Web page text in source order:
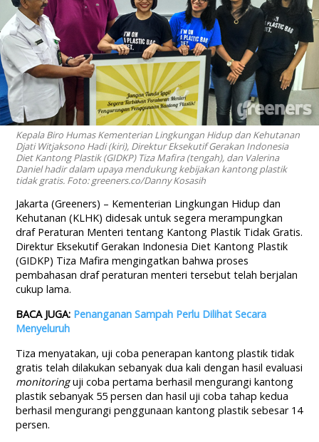
Kepala Biro Humas Kementerian Lingkungan Hidup dan Kehutanan
Djati Witjaksono Hadi (kiri), Direktur Eksekutif Gerakan Indonesia
Diet Kantong Plastik (GIDKP) Tiza Mafira (tengah), dan Valerina
Daniel hadir dalam upaya mendukung kebijakan kantong plastik
tidak gratis. Foto: greeners.co/Danny Kosasih
Jakarta (Greeners) – Kementerian Lingkungan Hidup dan
Kehutanan (KLHK) didesak untuk segera merampungkan
draf Peraturan Menteri tentang Kantong Plastik Tidak Gratis.
Direktur Eksekutif Gerakan Indonesia Diet Kantong Plastik
(GIDKP) Tiza Mafira mengingatkan bahwa proses
pembahasan draf peraturan menteri tersebut telah berjalan
cukup lama.
BACA JUGA: Penanganan Sampah Perlu Dilihat Secara
Menyeluruh
Tiza menyatakan, uji coba penerapan kantong plastik tidak
gratis telah dilakukan sebanyak dua kali dengan hasil evaluasi
monitoringuji coba pertama berhasil mengurangi kantong
plastik sebanyak 55 persen dan hasil uji coba tahap kedua
berhasil mengurangi penggunaan kantong plastik sebesar 14
persen.